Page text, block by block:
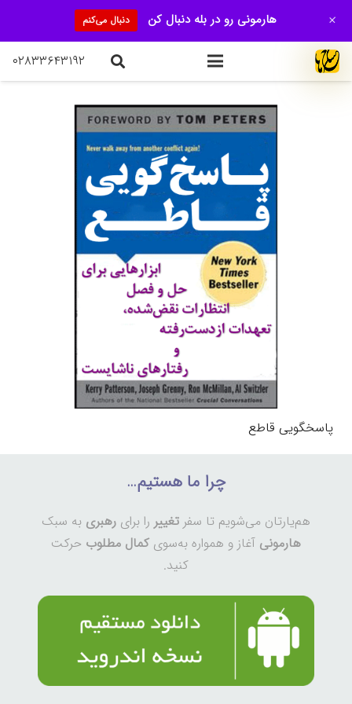
۰۲۸۳۳۶۴۳۱۹۲
پاسخگویی قاطع
چرا ما هستیم…
هم‌یارتان می‌شویم تا سفر تغییر را برای رهبری به سبک
هارمونی آغاز و همواره به‌سوی کمال مطلوب حرکت
کنید.
هارمونی رو در بله دنبال کن دنبال می‌کنم +